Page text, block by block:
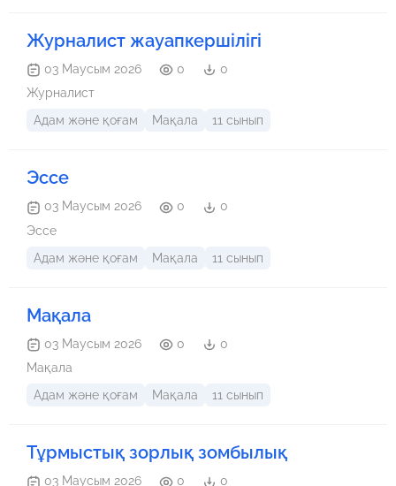
Журналист жауапкершілігі
03 Маусым 2026 0
0
Журналист
Адам және қоғам
Мақала 11 сынып
Эссе
03 Маусым 2026 0
0
Эссе
Адам және қоғам
Мақала 11 сынып
Мақала
03 Маусым 2026 0
0
Мақала
Адам және қоғам
Мақала 11 сынып
Тұрмыстық зорлық зомбылық
03 Маусым 2026 0 0